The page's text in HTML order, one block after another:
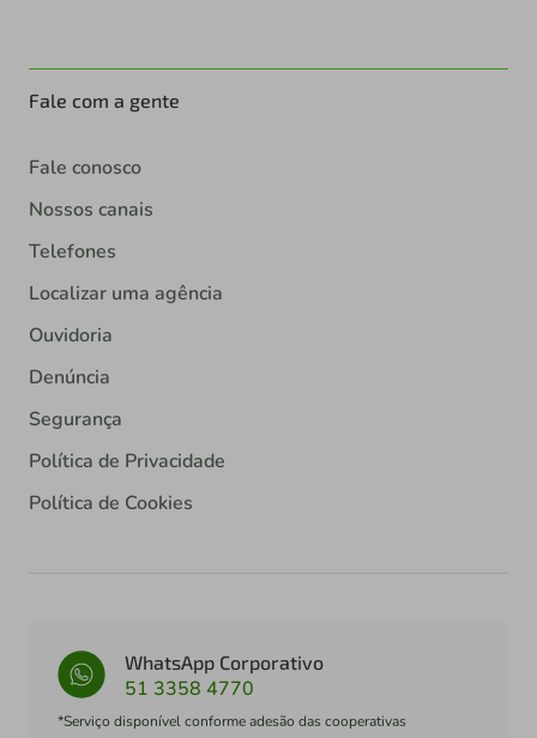
Fale com a gente
Fale conosco
Nossos canais
Telefones
Localizar uma agência
Ouvidoria
Denúncia
Segurança
Política de Privacidade
Política de Cookies
WhatsApp Corporativo
51 3358 4770
*Serviço disponível conforme adesão das cooperativas